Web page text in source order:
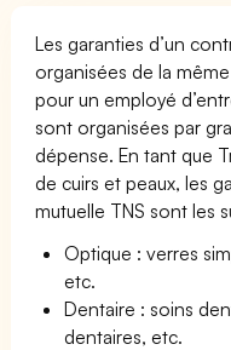
Les garanties d’un
organisées de la
pour un employé
sont organisées par
dépense. En tant que
de cuirs et peaux, les
mutuelle TNS sont les
Optique : verres
etc.
Dentaire : soins
dentaires, etc.